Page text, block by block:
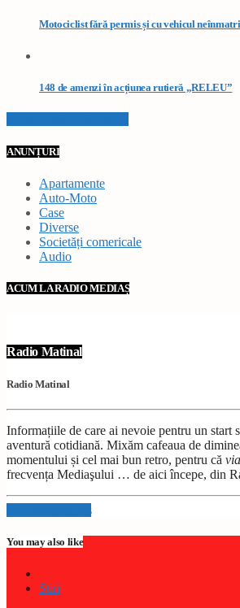
Motociclist fără permis și cu vehicul
148 de amenzi în acțiunea rutieră „RELEU”
ANUNȚURI
Apartamente
Auto-Moto
Case
Diverse
Societăți comericale
Audio
ACUM LA RADIO MEDIAȘ
Radio Matinal
Radio Matinal
Informațiile de care ai nevoie pentru un start
aventură cotidiană. Mixăm cafeaua de
momentului și cel mai bun retro, pentru că
frecvența Mediaşului … de aici începe, din
Info and episodes
You may also like
Stiri